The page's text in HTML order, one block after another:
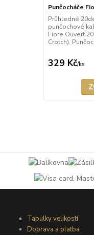
Punčocháče
Průhledné
punčochové
Fiore Ouvert
Crotch).
329 Kč/ks
Tabulky velikostí
Doprava a platba